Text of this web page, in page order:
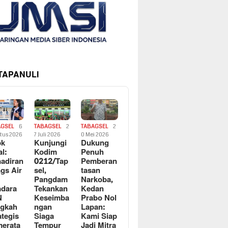
6
2026
Air
TABAGSEL
2
7 Juli 2026
Kunjungi
Kodim
0212/Tap
sel,
Pangdam
Tekankan
Keseimba
ngan
Siaga
TABAGSEL
2
0 Mei 2026
Dukung
Penuh
Pemberan
tasan
Narkoba,
Kedan
Prabo Nol
Lapan:
Kami Siap